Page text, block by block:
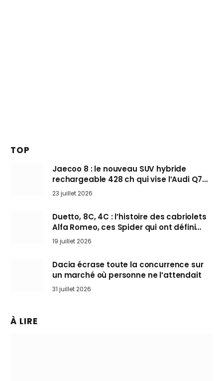
TOP
Jaecoo 8 : le nouveau SUV hybride
rechargeable 428 ch qui vise l’Audi Q7
arrive en Europe cet automne
23 juillet 2026
Duetto, 8C, 4C : l’histoire des cabriolets
Alfa Romeo, ces Spider qui ont défini
l’art de rouler cheveux au vent
19 juillet 2026
Dacia écrase toute la concurrence sur
un marché où personne ne l’attendait
31 juillet 2026
À LIRE